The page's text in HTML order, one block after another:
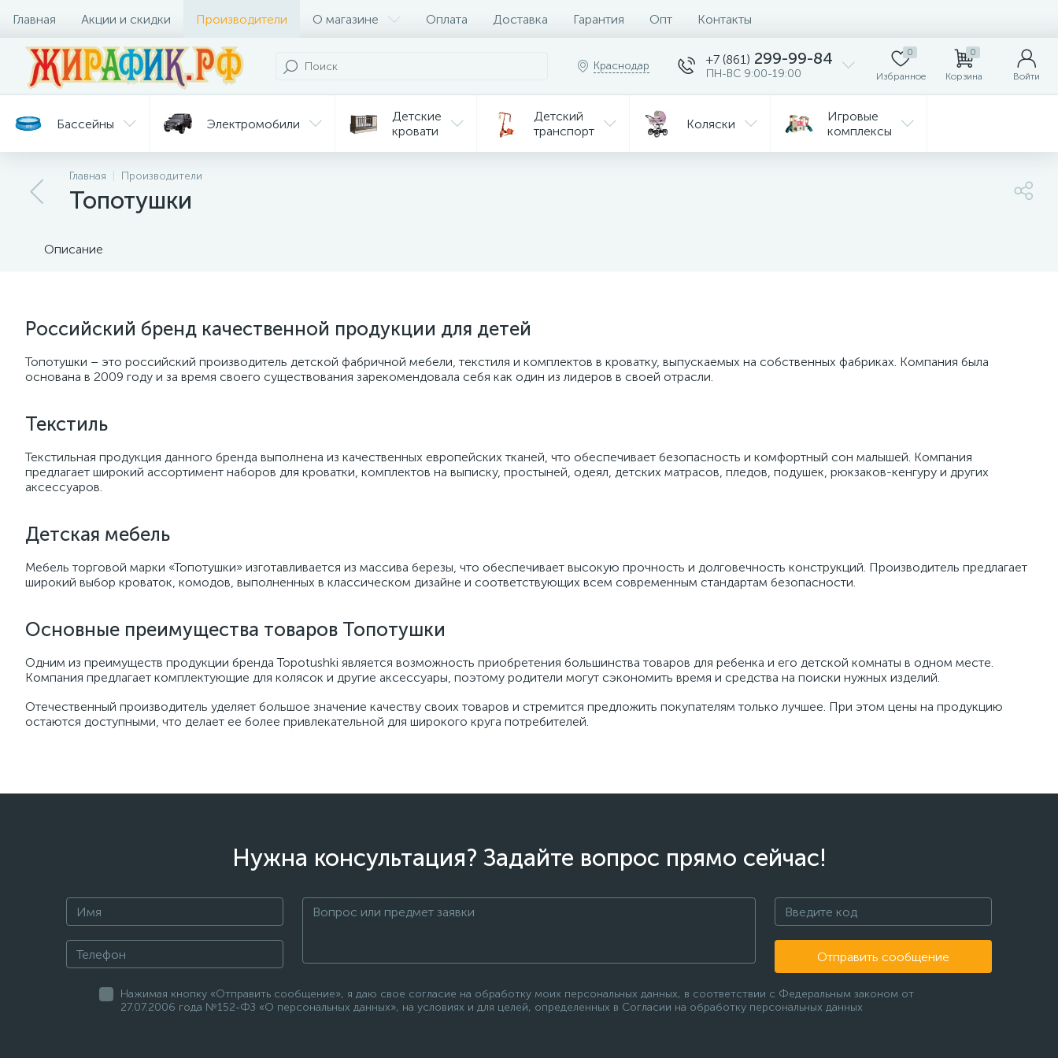
Главная Акции и скидки Производители О магазине Оплата Доставка Гарантия Опт Контакты
Краснодар +7 (861) 299-99-84
ПН-ВС 9:00-19:00
0
Избранное
0
Корзина Войти
Бассейны Электромобили
Детские
кровати
Детский
транспорт
Коляски
Игровые
комплексы
Батуты Велосипеды
и уход
Главная Производители
Топотушки
Описание
Российский бренд качественной продукции для детей
Топотушки – это российский производитель детской фабричной мебели, текстиля и комплектов в кроватку, выпускаемых на собственных фабриках. Компания была
основана в 2009 году и за время своего существования зарекомендовала себя как один из лидеров в своей отрасли.
Текстиль
Текстильная продукция данного бренда выполнена из качественных европейских тканей, что обеспечивает безопасность и комфортный сон малышей. Компания
предлагает широкий ассортимент наборов для кроватки, комплектов на выписку, простыней, одеял, детских матрасов, пледов, подушек, рюкзаков-кенгуру и других
аксессуаров.
Детская мебель
Мебель торговой марки «Топотушки» изготавливается из массива березы, что обеспечивает высокую прочность и долговечность конструкций. Производитель предлагает
широкий выбор кроваток, комодов, выполненных в классическом дизайне и соответствующих всем современным стандартам безопасности.
Основные преимущества товаров Топотушки
Одним из преимуществ продукции бренда Topotushki является возможность приобретения большинства товаров для ребенка и его детской комнаты в одном месте.
Компания предлагает комплектующие для колясок и другие аксессуары, поэтому родители могут сэкономить время и средства на поиски нужных изделий.
Отечественный производитель уделяет большое значение качеству своих товаров и стремится предложить покупателям только лучшее. При этом цены на продукцию
остаются доступными, что делает ее более привлекательной для широкого круга потребителей.
Нужна консультация? Задайте вопрос прямо сейчас!
Отправить сообщение
Нажимая кнопку «Отправить сообщение», я даю свое согласие на обработку моих персональных данных, в соответствии с Федеральным законом от
27.07.2006 года №152-ФЗ «О персональных данных», на условиях и для целей, определенных в Согласии на обработку персональных данных